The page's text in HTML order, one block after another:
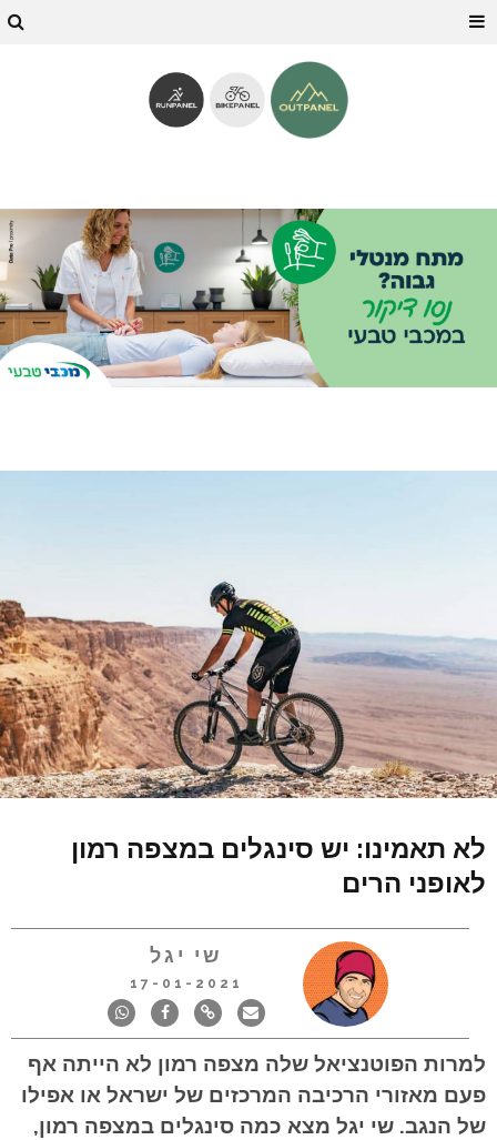
לא תאמינו: יש סינגלים במצפה רמון
לאופני הרים
שי יגל
17-01-2021
למרות הפוטנציאל שלה מצפה רמון לא הייתה אף
פעם מאזורי הרכיבה המרכזים של ישראל או אפילו
של הנגב. שי יגל מצא כמה סינגלים במצפה רמון,